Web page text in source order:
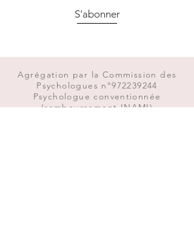
S'abonner
Agrégation par la Commission des
Psychologues n°972239244
Psychologue conventionnée
(remboursement INAMI)